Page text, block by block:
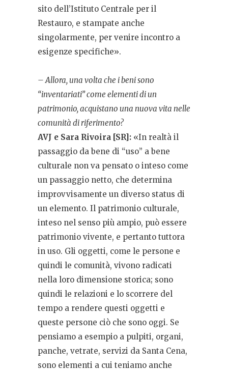
sito dell’Istituto Centrale per il
Restauro, e stampate anche
singolarmente, per venire incontro a
esigenze specifiche».
– Allora, una volta che i beni sono
“inventariati” come elementi di un
patrimonio, acquistano una nuova vita nelle
comunità di riferimento?
AVJ e Sara Rivoira [SR]: «In realtà il
passaggio da bene di “uso” a bene
culturale non va pensato o inteso come
un passaggio netto, che determina
improvvisamente un diverso status di
un elemento. Il patrimonio culturale,
inteso nel senso più ampio, può essere
patrimonio vivente, e pertanto tuttora
in uso. Gli oggetti, come le persone e
quindi le comunità, vivono radicati
nella loro dimensione storica; sono
quindi le relazioni e lo scorrere del
tempo a rendere questi oggetti e
queste persone ciò che sono oggi. Se
pensiamo a esempio a pulpiti, organi,
panche, vetrate, servizi da Santa Cena,
sono elementi a cui teniamo anche